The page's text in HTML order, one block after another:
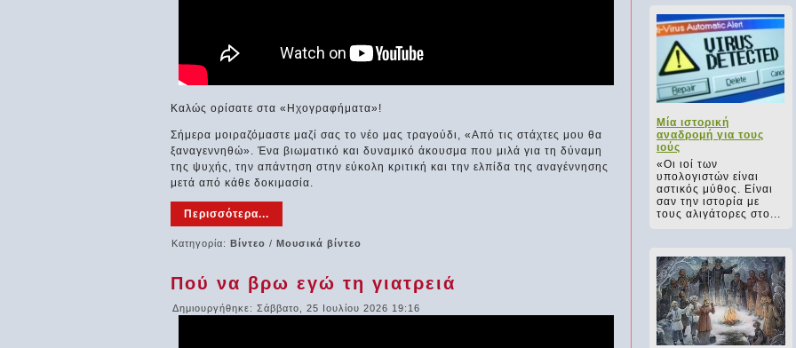
Καλώς ορίσατε στα «Ηχογραφήματα»!
Σήμερα μοιραζόμαστε μαζί σας το νέο μας τραγούδι, «Από τις στάχτες μου θα
ξαναγεννηθώ». Ένα βιωματικό και δυναμικό άκουσμα που μιλά για τη δύναμη
της ψυχής, την απάντηση στην εύκολη κριτική και την ελπίδα της αναγέννησης
μετά από κάθε δοκιμασία.
Περισσότερα...
Κατηγορία: Βίντεο / Μουσικά βίντεο
Πού να βρω εγώ τη γιατρειά
Δημιουργήθηκε: Σάββατο, 25 Ιουλίου 2026 19:16
Μία ιστορική
αναδρομή για τους
ιούς
«Οι ιοί των
υπολογιστών είναι
αστικός μύθος. Είναι
σαν την ιστορία με
τους αλιγάτορες στο...